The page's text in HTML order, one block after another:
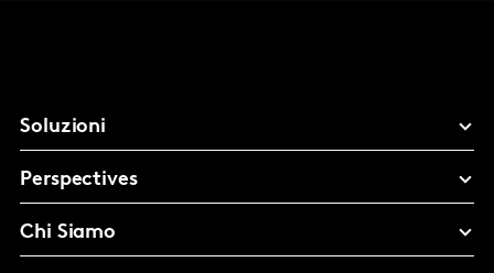
Soluzioni
Perspectives
Chi Siamo